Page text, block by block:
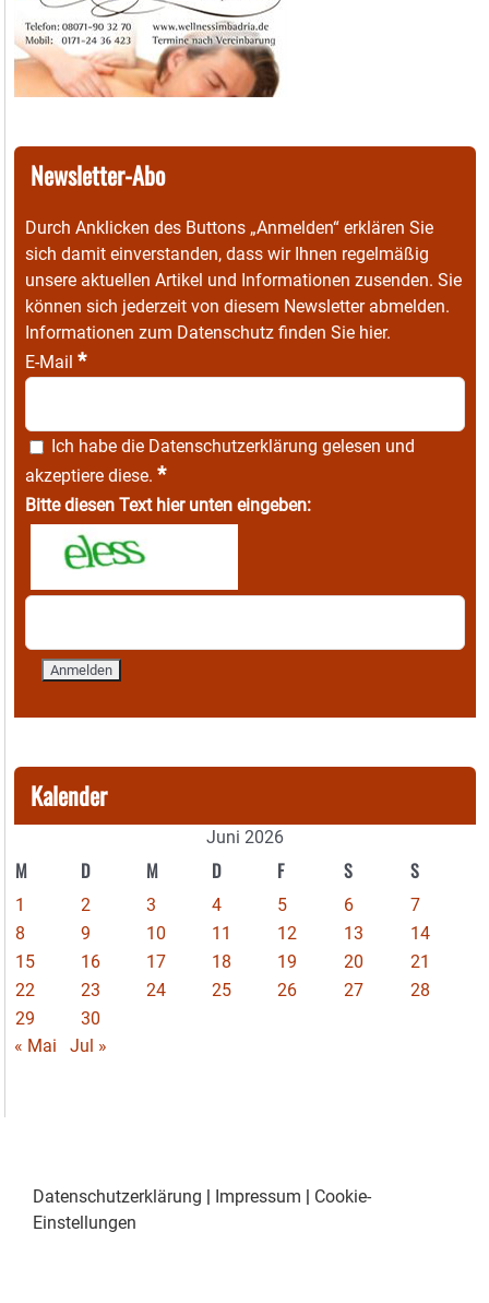
Newsletter-Abo
Durch Anklicken des Buttons „Anmelden“ erklären Sie
sich damit einverstanden, dass wir Ihnen regelmäßig
unsere aktuellen Artikel und Informationen zusenden. Sie
können sich jederzeit von diesem Newsletter abmelden.
Informationen zum Datenschutz finden Sie hier.
E-Mail *
Ich habe die Datenschutzerklärung gelesen und
akzeptiere diese. *
Bitte diesen Text hier unten eingeben:
Kalender
Juni 2026
M D M D F S S
1 2 3 4 5 6
7
8
9 10 11 12 13
14
15
16 17 18 19 20
21
22
23 24 25 26 27
28
29
30
« Mai
Jul »
Datenschutzerklärung | Impressum | Cookie-
Einstellungen